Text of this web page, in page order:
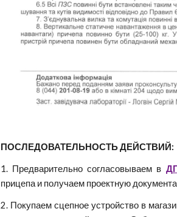
ПОСЛЕДОВАТЕЛЬНОСТЬ ДЕЙСТВИЙ:
1. Предварительно согласовываем в
прицепа и получаем проектную
2. Покупаем сцепное устройство в